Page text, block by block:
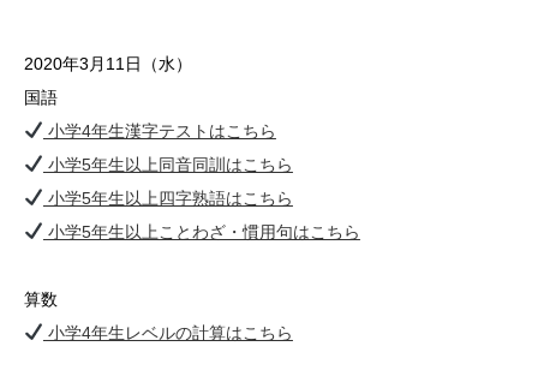
2020年3月11日（水）
国語
小学4年生漢字テストはこちら
小学5年生以上同音同訓はこちら
小学5年生以上四字熟語はこちら
小学5年生以上ことわざ・慣用句はこちら
算数
小学4年生レベルの計算はこちら